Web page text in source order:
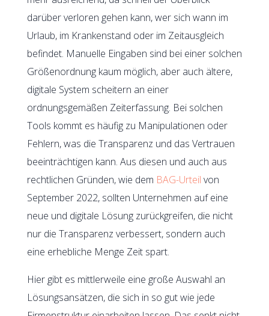
darüber verloren gehen kann, wer sich wann im
Urlaub, im Krankenstand oder im Zeitausgleich
befindet. Manuelle Eingaben sind bei einer solchen
Größenordnung kaum möglich, aber auch ältere,
digitale System scheitern an einer
ordnungsgemäßen Zeiterfassung. Bei solchen
Tools kommt es häufig zu Manipulationen oder
Fehlern, was die Transparenz und das Vertrauen
beeinträchtigen kann. Aus diesen und auch aus
rechtlichen Gründen, wie dem BAG-Urteil von
September 2022, sollten Unternehmen auf eine
neue und digitale Lösung zurückgreifen, die nicht
nur die Transparenz verbessert, sondern auch
eine erhebliche Menge Zeit spart.
Hier gibt es mittlerweile eine große Auswahl an
Lösungsansätzen, die sich in so gut wie jede